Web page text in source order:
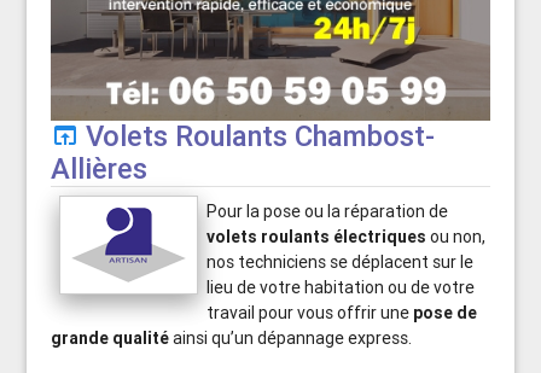
open_in_browser Volets Roulants Chambost-
Allières
Pour la pose ou la réparation de
volets roulants électriques ou non,
nos techniciens se déplacent sur le
lieu de votre habitation ou de votre
travail pour vous offrir une pose de
grande qualitéainsi qu’un dépannage express.